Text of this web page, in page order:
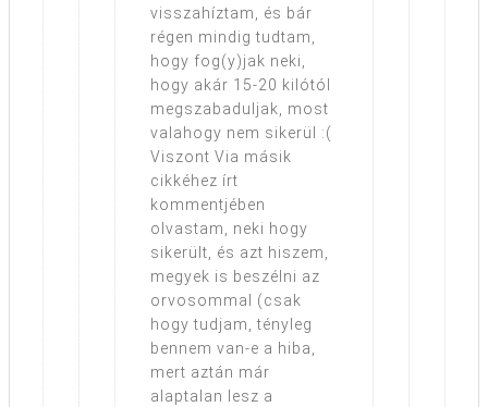
visszahíztam, és bár
régen mindig tudtam,
hogy fog(y)jak neki,
hogy akár 15-20 kilótól
megszabaduljak, most
valahogy nem sikerül :(
Viszont Via másik
cikkéhez írt
kommentjében
olvastam, neki hogy
sikerült, és azt hiszem,
megyek is beszélni az
orvosommal (csak
hogy tudjam, tényleg
bennem van-e a hiba,
mert aztán már
alaptalan lesz a